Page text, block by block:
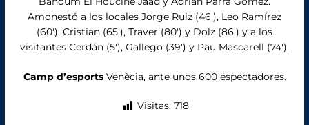
Amonestó a los locales Jorge Ruiz (46′), Leo Ramírez
(60′), Cristian (65′), Traver (80′) y Dolz (86′) y a los
visitantes Cerdán (5′), Gallego (39′) y Pau Mascarell (74′).
Camp d’esportsVenècia, ante unos 600 espectadores.
Visitas: 718